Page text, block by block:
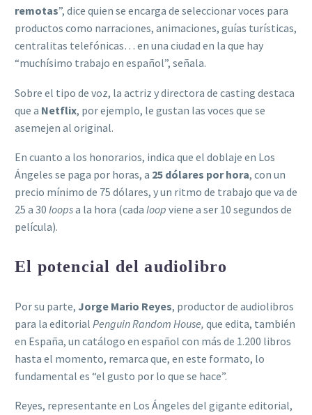
remotas”, dice quien se encarga de seleccionar voces para
productos como narraciones, animaciones, guías turísticas,
centralitas telefónicas… en una ciudad en la que hay
“muchísimo trabajo en español”, señala.
Sobre el tipo de voz, la actriz y directora de casting destaca
que a Netflix, por ejemplo, le gustan las voces que se
asemejen al original.
En cuanto a los honorarios, indica que el doblaje en Los
Ángeles se paga por horas, a 25 dólares por hora, con un
precio mínimo de 75 dólares, y un ritmo de trabajo que va de
25 a 30 loopsa la hora (cada loop viene a ser 10 segundos de
película).
El potencial del audiolibro
Por su parte, Jorge Mario Reyes, productor de audiolibros
para la editorial Penguin Random House, que edita, también
en España, un catálogo en español con más de 1.200 libros
hasta el momento, remarca que, en este formato, lo
fundamental es “el gusto por lo que se hace”.
Reyes, representante en Los Ángeles del gigante editorial,